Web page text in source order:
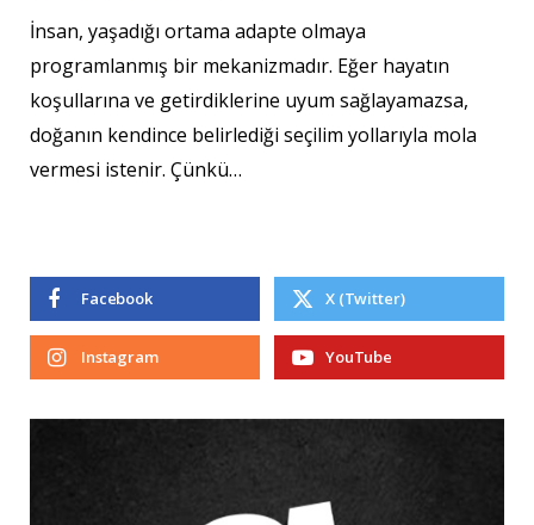
İnsan, yaşadığı ortama adapte olmaya
programlanmış bir mekanizmadır. Eğer hayatın
koşullarına ve getirdiklerine uyum sağlayamazsa,
doğanın kendince belirlediği seçilim yollarıyla mola
vermesi istenir. Çünkü…
Facebook X (Twitter)
Instagram YouTube